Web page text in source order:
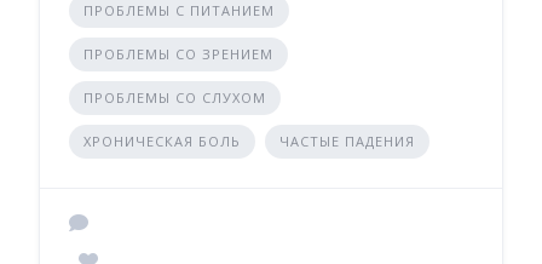
ПРОБЛЕМЫ С ПИТАНИЕМ
ПРОБЛЕМЫ СО ЗРЕНИЕМ
ПРОБЛЕМЫ СО СЛУХОМ
ХРОНИЧЕСКАЯ БОЛЬ ЧАСТЫЕ ПАДЕНИЯ